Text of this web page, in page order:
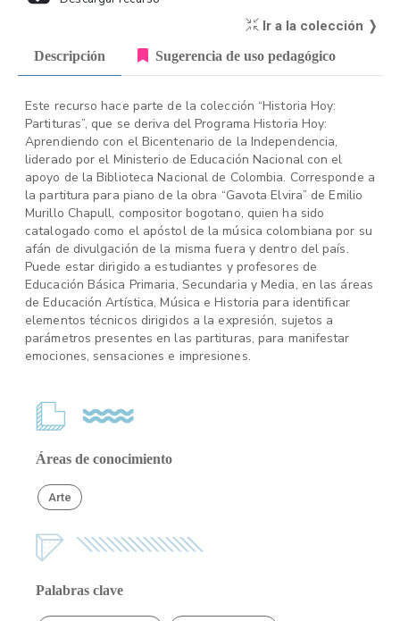
Ir a la colección ❭
Descripción Sugerencia de uso pedagógico
Este recurso hace parte de la colección “Historia Hoy:
Partituras”, que se deriva del Programa Historia Hoy:
Aprendiendo con el Bicentenario de la Independencia,
liderado por el Ministerio de Educación Nacional con el
apoyo de la Biblioteca Nacional de Colombia. Corresponde a
la partitura para piano de la obra “Gavota Elvira” de Emilio
Murillo Chapull, compositor bogotano, quien ha sido
catalogado como el apóstol de la música colombiana por su
afán de divulgación de la misma fuera y dentro del país.
Puede estar dirigido a estudiantes y profesores de
Educación Básica Primaria, Secundaria y Media, en las áreas
de Educación Artística, Música e Historia para identificar
elementos técnicos dirigidos a la expresión, sujetos a
parámetros presentes en las partituras, para manifestar
emociones, sensaciones e impresiones.
Áreas de conocimiento
Arte
Palabras clave